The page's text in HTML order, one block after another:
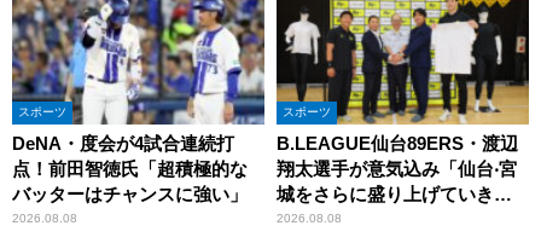
スポーツ
DeNA・度会が4試合連続打
点！前田智徳氏「超積極的な
バッターはチャンスに強い」
2026.08.08
スポーツ
B.LEAGUE仙台89ERS・渡辺
翔太選手が意気込み「仙台‧宮
城をさらに盛り上げていきた
いです」
2026.08.08